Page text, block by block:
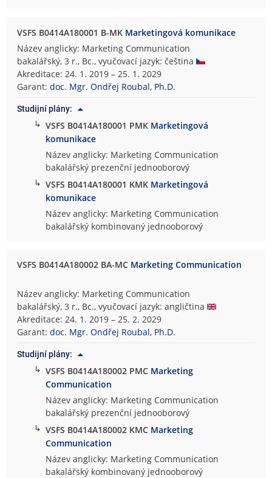
VSFS B0414A180001 B-MK Marketingová komunikace
Název anglicky: Marketing Communication
bakalářský, 3 r., Bc., vyučovací jazyk: čeština
Akreditace: 24. 1. 2019 – 25. 1. 2029
Garant:doc. Mgr. Ondřej Roubal, Ph.D.
Studijní plány:
↳ VSFS B0414A180001 PMK Marketingová
komunikace
Název anglicky: Marketing Communication
bakalářský prezenční jednooborový
↳ VSFS B0414A180001 KMK Marketingová
komunikace
Název anglicky: Marketing Communication
bakalářský kombinovaný jednooborový
VSFS B0414A180002 BA-MC Marketing Communication
Název anglicky: Marketing Communication
bakalářský, 3 r., Bc., vyučovací jazyk: angličtina
Akreditace: 24. 1. 2019 – 25. 2. 2029
Garant:doc. Mgr. Ondřej Roubal, Ph.D.
Studijní plány:
↳ VSFS B0414A180002 PMC Marketing
Communication
Název anglicky: Marketing Communication
bakalářský prezenční jednooborový
↳ VSFS B0414A180002 KMC Marketing
Communication
Název anglicky: Marketing Communication
bakalářský kombinovaný jednooborový